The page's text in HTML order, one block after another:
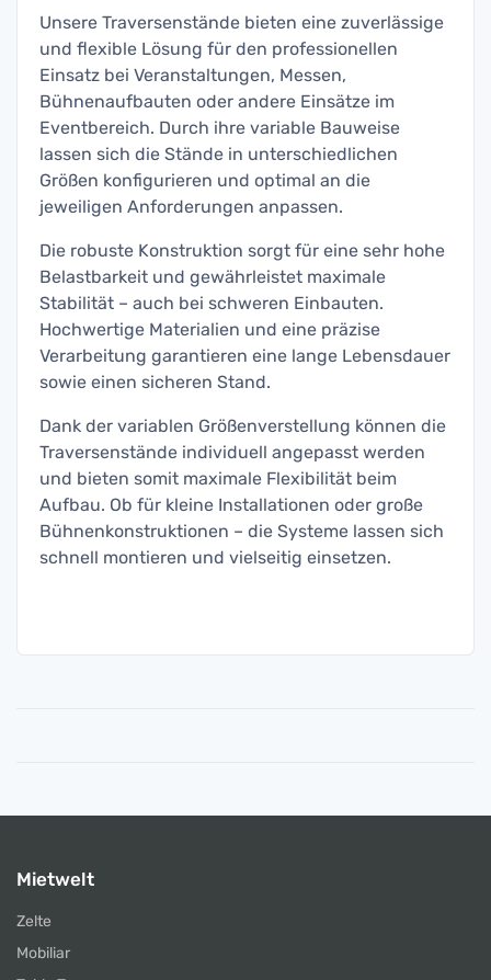
Unsere Traversenstände bieten eine zuverlässige
und flexible Lösung für den professionellen
Einsatz bei Veranstaltungen, Messen,
Bühnenaufbauten oder andere Einsätze im
Eventbereich. Durch ihre variable Bauweise
lassen sich die Stände in unterschiedlichen
Größen konfigurieren und optimal an die
jeweiligen Anforderungen anpassen.
Die robuste Konstruktion sorgt für eine sehr hohe
Belastbarkeit und gewährleistet maximale
Stabilität – auch bei schweren Einbauten.
Hochwertige Materialien und eine präzise
Verarbeitung garantieren eine lange Lebensdauer
sowie einen sicheren Stand.
Dank der variablen Größenverstellung können die
Traversenstände individuell angepasst werden
und bieten somit maximale Flexibilität beim
Aufbau. Ob für kleine Installationen oder große
Bühnenkonstruktionen – die Systeme lassen sich
schnell montieren und vielseitig einsetzen.
Mietwelt
Zelte
Mobiliar